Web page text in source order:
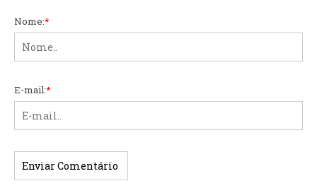
Nome:*
E-mail:*